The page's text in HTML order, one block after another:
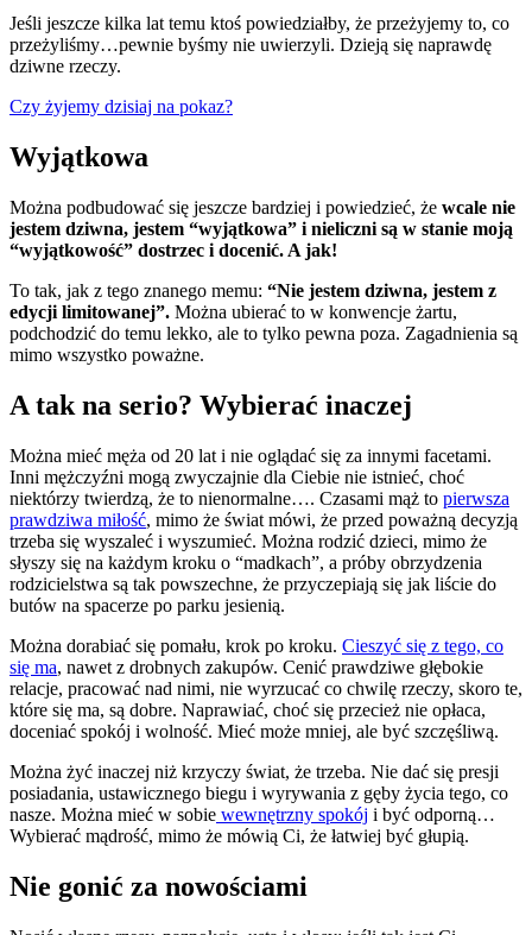
Jeśli jeszcze kilka lat temu ktoś powiedziałby, że przeżyjemy to, co
przeżyliśmy…pewnie byśmy nie uwierzyli. Dzieją się naprawdę
dziwne rzeczy.
Czy żyjemy dzisiaj na pokaz?
Wyjątkowa
Można podbudować się jeszcze bardziej i powiedzieć, że wcale nie
jestem dziwna, jestem “wyjątkowa” i nieliczni są w stanie moją
“wyjątkowość” dostrzec i docenić. A jak!
To tak, jak z tego znanego memu: “Nie jestem dziwna, jestem z
edycji limitowanej”. Można ubierać to w konwencje żartu,
podchodzić do temu lekko, ale to tylko pewna poza. Zagadnienia są
mimo wszystko poważne.
A tak na serio? Wybierać inaczej
Można mieć męża od 20 lat i nie oglądać się za innymi facetami.
Inni mężczyźni mogą zwyczajnie dla Ciebie nie istnieć, choć
niektórzy twierdzą, że to nienormalne…. Czasami mąż to pierwsza
prawdziwa miłość, mimo że świat mówi, że przed poważną decyzją
trzeba się wyszaleć i wyszumieć. Można rodzić dzieci, mimo że
słyszy się na każdym kroku o “madkach”, a próby obrzydzenia
rodzicielstwa są tak powszechne, że przyczepiają się jak liście do
butów na spacerze po parku jesienią.
Można dorabiać się pomału, krok po kroku. Cieszyć się z tego, co
się ma, nawet z drobnych zakupów. Cenić prawdziwe głębokie
relacje, pracować nad nimi, nie wyrzucać co chwilę rzeczy, skoro te,
które się ma, są dobre. Naprawiać, choć się przecież nie opłaca,
doceniać spokój i wolność. Mieć może mniej, ale być szczęśliwą.
Można żyć inaczej niż krzyczy świat, że trzeba. Nie dać się presji
posiadania, ustawicznego biegu i wyrywania z gęby życia tego, co
nasze. Można mieć w sobie wewnętrzny spokój i być odporną…
Wybierać mądrość, mimo że mówią Ci, że łatwiej być głupią.
Nie gonić za nowościami